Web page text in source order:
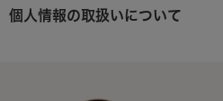
個人情報の取扱いについて